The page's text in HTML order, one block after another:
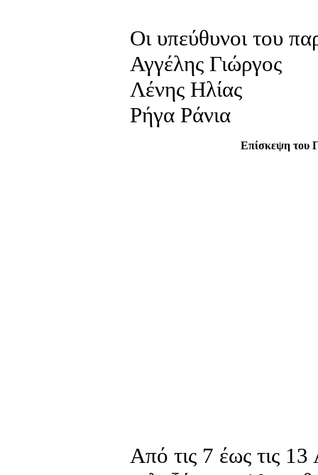
Οι υπεύθυνοι του
Αγγέλης Γιώργος
Λένης Ηλίας
Ρήγα Ράνια
Επίσκεψη του
Από τις 7 έως τις